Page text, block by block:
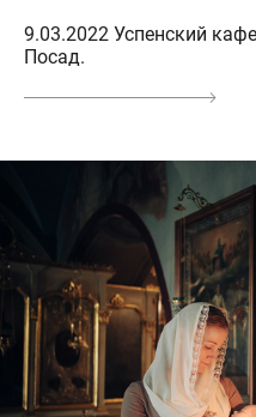
9.03.2022 Успенский
Посад.